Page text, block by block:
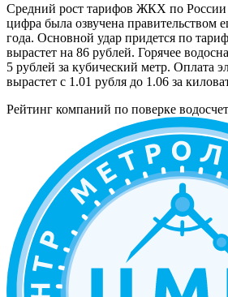
Средний рост тарифов ЖКХ по России
цифра была озвучена правительством
года. Основной удар придется по
вырастет на 86 рублей. Горячее
5 рублей за кубический метр. Оплата
вырастет с 1.01 рубля до 1.06 за
Рейтинг компаний по поверке